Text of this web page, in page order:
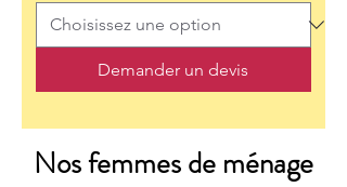
Demander un devis
Nos femmes de ménage